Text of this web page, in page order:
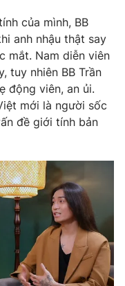
video
thao
sản
của mình, BB
anh nhậu thật say
mắt. Nam diễn viên
tuy nhiên BB Trần
động viên, an ủi.
mới là người sốc
đề giới tính bản